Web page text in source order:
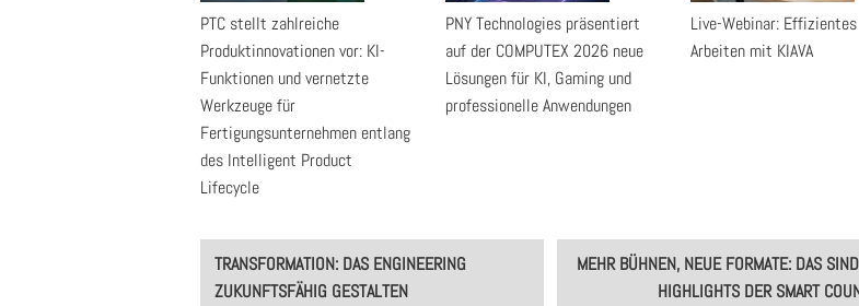
PTC stellt zahlreiche
Produktinnovationen vor: KI-
Funktionen und vernetzte
Werkzeuge für
Fertigungsunternehmen entlang
des Intelligent Product
Lifecycle
PNY Technologies präsentiert
auf der COMPUTEX 2026 neue
Lösungen für KI, Gaming und
professionelle Anwendungen
Live-Webinar: Effizientes
Arbeiten mit KIAVA
Post
navigation
TRANSFORMATION: DAS ENGINEERING
ZUKUNFTSFÄHIG GESTALTEN
MEHR BÜHNEN, NEUE FORMATE: DAS
HIGHLIGHTS DER SMART